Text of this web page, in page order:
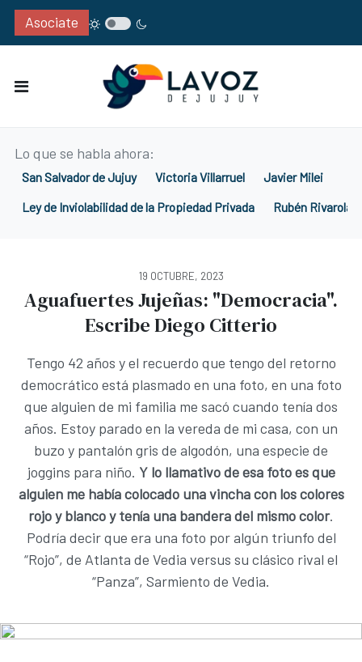
Asociate
Lo que se habla ahora:
San Salvador de Jujuy Victoria Villarruel
Javier Milei
Ley de Inviolabilidad de la Propiedad Privada
Rubén Rivarola
19 OCTUBRE, 2023
Aguafuertes Jujeñas: "Democracia".
Escribe Diego Citterio
Tengo 42 años y el recuerdo que tengo del retorno
democrático está plasmado en una foto, en una foto
que alguien de mi familia me sacó cuando tenía dos
años. Estoy parado en la vereda de mi casa, con un
buzo y pantalón gris de algodón, una especie de
joggins para niño. Y lo llamativo de esa foto es que
alguien me había colocado una vincha con los colores
rojo y blanco y tenía una bandera del mismo color.
Podría decir que era una foto por algún triunfo del
“Rojo”, de Atlanta de Vedia versus su clásico rival el
“Panza”, Sarmiento de Vedia.